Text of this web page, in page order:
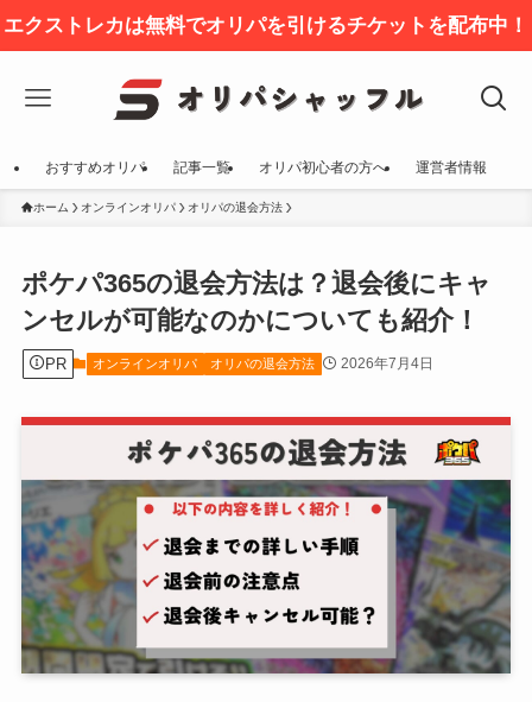
エクストレカは無料でオリパを引けるチケットを配布中！
おすすめオリパ 記事一覧 オリパ初心者の方へ 運営者情報
ホーム オンラインオリパ オリパの退会方法
ポケパ365の退会方法は？退会後にキャ
ンセルが可能なのかについても紹介！
PR オンラインオリパ オリパの退会方法 2026年7月4日